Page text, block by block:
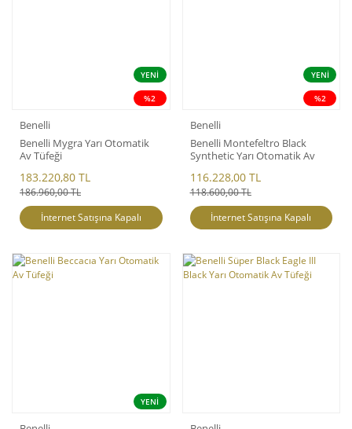
YENİ
%2
Benelli
Benelli Mygra Yarı Otomatik
Av Tüfeği
183.220,80 TL
186.960,00 TL
İnternet Satışına Kapalı
YENİ
%2
Benelli
Benelli Montefeltro Black
Synthetic Yarı Otomatik Av
116.228,00 TL
118.600,00 TL
İnternet Satışına Kapalı
YENİ